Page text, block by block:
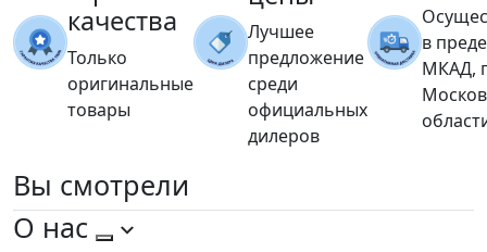
качества
Только
оригинальные
товары
Лучшее
предложение
среди
официальных
дилеров
в
МКАД,
Вы смотрели
О нас